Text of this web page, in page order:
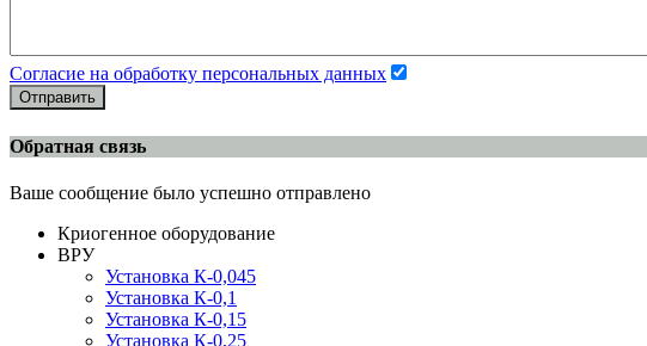
Согласие на обработку персональных данных
Отправить
Обратная связь
Ваше сообщение было успешно отправлено
Криогенное оборудование
ВРУ
Установка К-0,045
Установка К-0,1
Установка К-0,15
Установка К-0,25